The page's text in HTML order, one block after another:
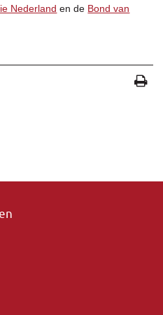
Nederland en de Bond van